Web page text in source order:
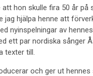
hon skulle fira 50 år på
jag hjälpa henne att
nyinspelningar av
ett par nordiska sånger
texter till.
och ger ut hennes